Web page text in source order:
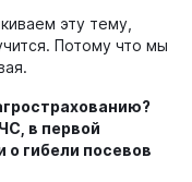
эту тему,
Потому что мы
в первой
о гибели посевов